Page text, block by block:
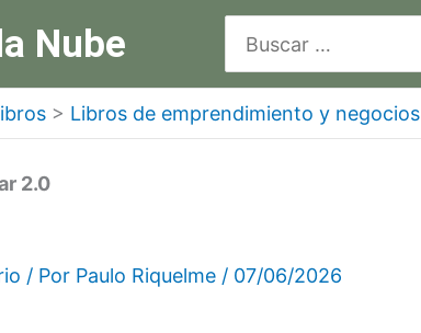
Nube
por:
> Libros de emprendimiento y negocios
2.0
/ Por Paulo Riquelme / 07/06/2026